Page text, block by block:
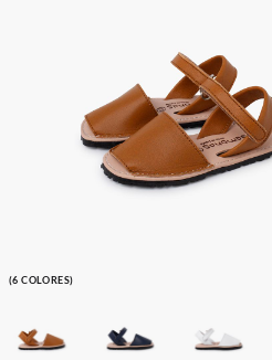
(6 COLORES)